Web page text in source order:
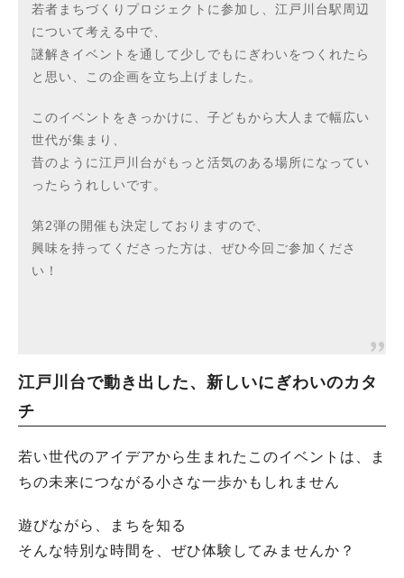
若者まちづくりプロジェクトに参加し、江戸川台駅周辺
について考える中で、
謎解きイベントを通して少しでもにぎわいをつくれたら
と思い、この企画を立ち上げました。
このイベントをきっかけに、子どもから大人まで幅広い
世代が集まり、
昔のように江戸川台がもっと活気のある場所になってい
ったらうれしいです。
第2弾の開催も決定しておりますので、
興味を持ってくださった方は、ぜひ今回ご参加くださ
い！
江戸川台で動き出した、新しいにぎわいのカタ
チ
若い世代のアイデアから生まれたこのイベントは、ま
ちの未来につながる小さな一歩かもしれません
遊びながら、まちを知る
そんな特別な時間を、ぜひ体験してみませんか？